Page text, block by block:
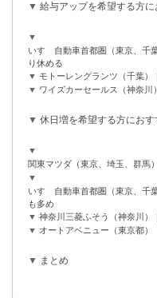
給与アップを希望する方
いすゞ自動車首都圏（東京、千
り休める
モトーレングランツ（千葉）
ワイズカーセールス（神奈川
休日増を希望する方にお
関東マツダ（東京、埼玉、群馬
いすゞ自動車首都圏（東京、千
も多め
神奈川三菱ふそう（神奈川）
オートアベニュー（東京都）
まとめ